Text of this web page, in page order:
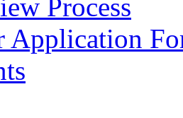
Process
Application